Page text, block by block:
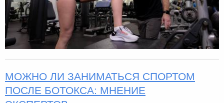
МОЖНО ЛИ ЗАНИМАТЬСЯ СПОРТОМ
ПОСЛЕ БОТОКСА: МНЕНИЕ